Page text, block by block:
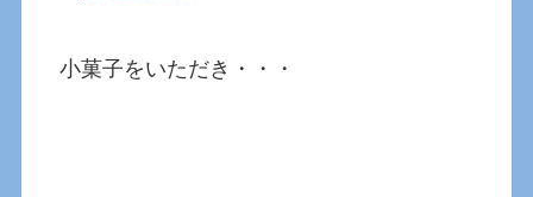
小菓子をいただき・・・